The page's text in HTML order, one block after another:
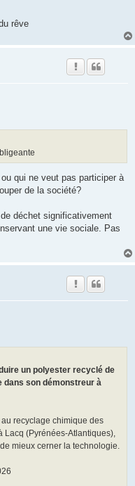
rêve
qui ne veut pas participer à
de la société?
déchet significativement
une vie sociale. Pas
un polyester recyclé de
dans son démonstreur à
recyclage chimique des
Lacq (Pyrénées-Atlantiques),
mieux cerner la technologie.